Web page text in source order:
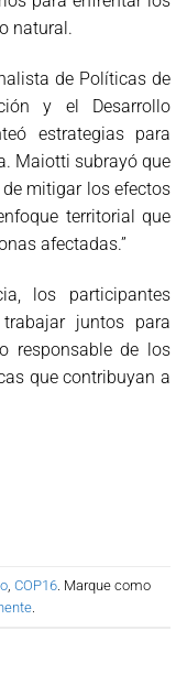
natural.
de Políticas de
y el Desarrollo
estrategias para
Maiotti subrayó que
mitigar los efectos
territorial que
afectadas.”
los participantes
juntos para
responsable de los
que contribuyan a
COP16 . Marque como
.